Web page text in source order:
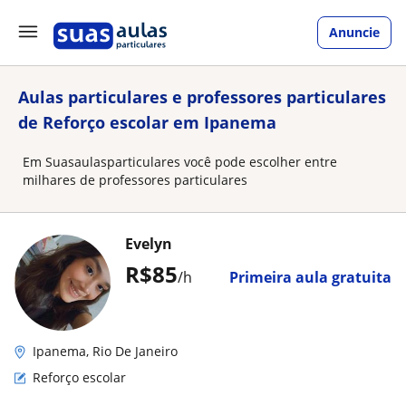
Anuncie
Aulas particulares e professores particulares
de Reforço escolar em Ipanema
Em Suasaulasparticulares você pode escolher entre
milhares de professores particulares
R$85/h Primeira aula gratuita
Evelyn
Ipanema, Rio De Janeiro
Reforço escolar